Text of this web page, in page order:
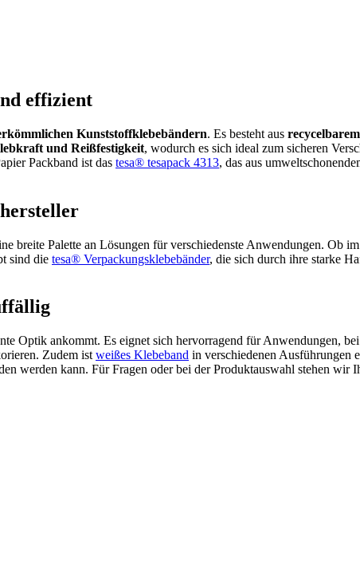
effizient
Kunststoffklebebändern. Es besteht aus
und Reißfestigkeit, wodurch es sich ideal zum sicheren
Packband ist das tesa® tesapack 4313, das aus
breite Palette an Lösungen für verschiedenste Anwendungen. Ob
sind die tesa® Verpackungsklebebänder, die sich durch ihre starke
Optik ankommt. Es eignet sich hervorragend für Anwendungen,
Zudem ist weißes Klebeband in verschiedenen Ausführungen
werden kann. Für Fragen oder bei der Produktauswahl stehen wir